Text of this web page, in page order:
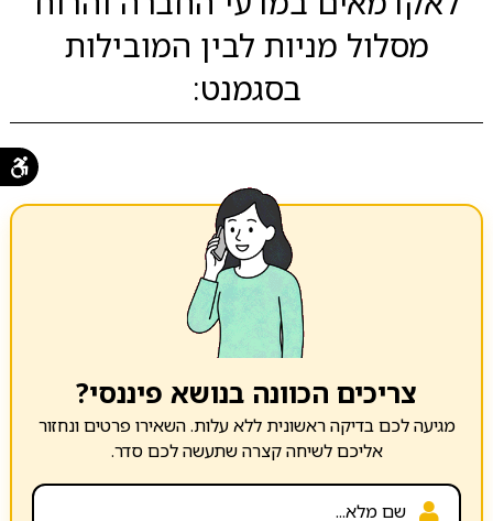
מסלול מניות לבין המובילות
בסגמנט:
צריכים הכוונה בנושא פיננסי?
מגיעה לכם בדיקה ראשונית ללא עלות. השאירו פרטים ונחזור
אליכם לשיחה קצרה שתעשה לכם סדר.